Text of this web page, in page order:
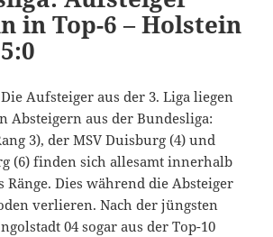
in Top-6 – Holstein
Aufsteiger aus der 3. Liga liegen
Absteigern aus der Bundesliga:
3), der MSV Duisburg (4) und
(6) finden sich allesamt innerhalb
Ränge. Dies während die Absteiger
verlieren. Nach der jüngsten
04 sogar aus der Top-10